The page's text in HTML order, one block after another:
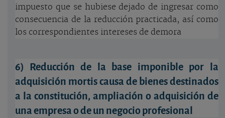
impuesto que se hubiese dejado de ingresar como
consecuencia de la reducción practicada, así como
los correspondientes intereses de demora
6) Reducción de la base imponible por la
adquisición mortis causa de bienes destinados
a la constitución, ampliación o adquisición de
una empresa o de un negocio profesional